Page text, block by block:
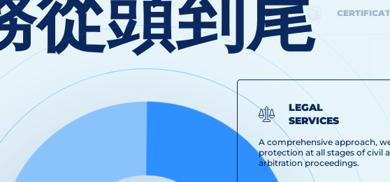
從頭到尾
LEGAL
SERVICES
A comprehensive approach,
protection at all stages of civil
arbitration proceedings.